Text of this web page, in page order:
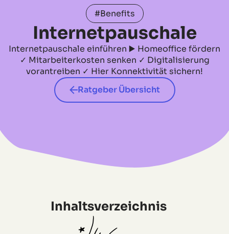
#Benefits
Internetpauschale
Internetpauschale einführen ▶️ Homeoffice fördern
✓ Mitarbeiterkosten senken ✓ Digitalisierung
vorantreiben ✓ Hier Konnektivität sichern!
Ratgeber Übersicht
Inhaltsverzeichnis